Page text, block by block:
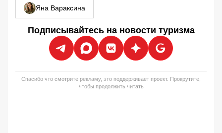
Яна Вараксина
Подписывайтесь на новости туризма
Спасибо что смотрите рекламу, это поддерживает проект. Прокрутите,
чтобы продолжить читать